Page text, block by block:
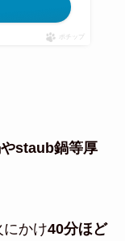
ポチップ
staub鍋等厚
にかけ40分ほど